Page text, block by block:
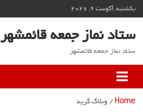
Skip
to
content
یکشنبه, آگوست 9, 2026
ستاد نماز جمعه قائمشهر
ستاد نماز جمعه قائمشهر
Home وبلاگ گرید